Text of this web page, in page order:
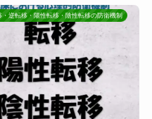
・逆転移・陽性転移・陰性転移の防衛機制